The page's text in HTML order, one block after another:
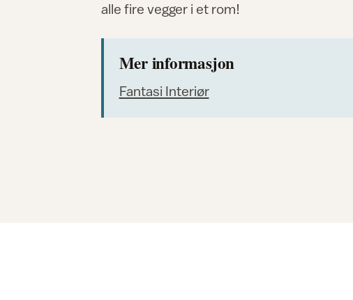
alle fire vegger i et rom!
Mer informasjon
Fantasi Interiør